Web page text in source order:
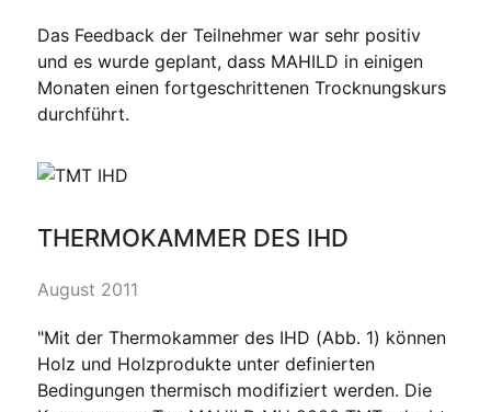
Das Feedback der Teilnehmer war sehr positiv
und es wurde geplant, dass MAHILD in einigen
Monaten einen fortgeschrittenen Trocknungskurs
durchführt.
THERMOKAMMER DES IHD
August 2011
"Mit der Thermokammer des IHD (Abb. 1) können
Holz und Holzprodukte unter definierten
Bedingungen thermisch modifiziert werden. Die